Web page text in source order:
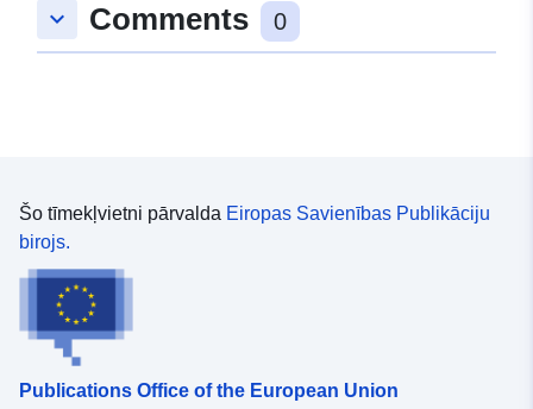
keyboard_arrow_down Comments 0
Šo tīmekļvietni pārvalda Eiropas Savienības Publikāciju
birojs.
Publications Office of the European Union